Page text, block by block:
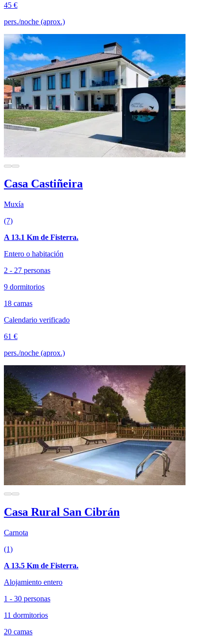
45 €
pers./noche (aprox.)
Casa Castiñeira
Muxía
(7)
A 13.1 Km de Fisterra.
Entero o habitación
2 - 27 personas
9 dormitorios
18 camas
Calendario verificado
61 €
pers./noche (aprox.)
Casa Rural San Cibrán
Carnota
(1)
A 13.5 Km de Fisterra.
Alojamiento entero
1 - 30 personas
11 dormitorios
20 camas